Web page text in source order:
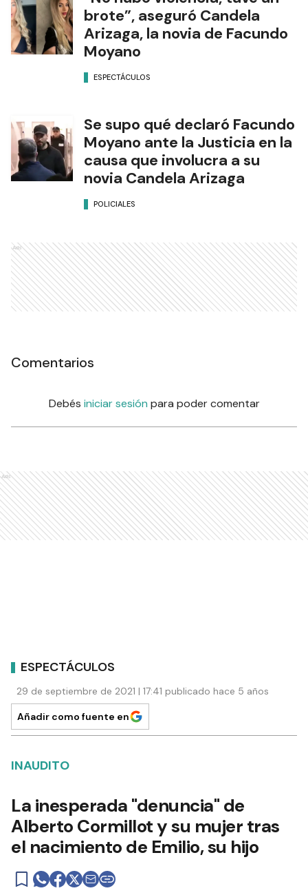
brote”, aseguró Candela
Arizaga, la novia de Facundo
Moyano
ESPECTÁCULOS
Se supo qué declaró Facundo
Moyano ante la Justicia en la
causa que involucra a su
novia Candela Arizaga
POLICIALES
Ads
Comentarios
Debés iniciar sesión para poder comentar
Ads
ESPECTÁCULOS
29 de septiembre de 2021 | 17:41 publicado hace 5 años
Añadir como fuente en
INAUDITO
La inesperada "denuncia" de
Alberto Cormillot y su mujer tras
el nacimiento de Emilio, su hijo